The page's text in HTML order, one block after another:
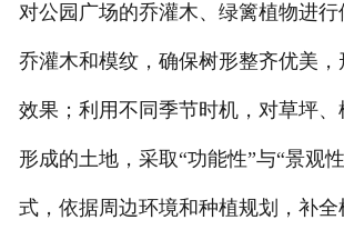
对公园广场的乔灌木、绿篱植物进
乔灌木和模纹，确保树形整齐优美
效果；利用不同季节时机，对草坪
形成的土地，采取“功能性”与“景观
式，依据周边环境和种植规划，补